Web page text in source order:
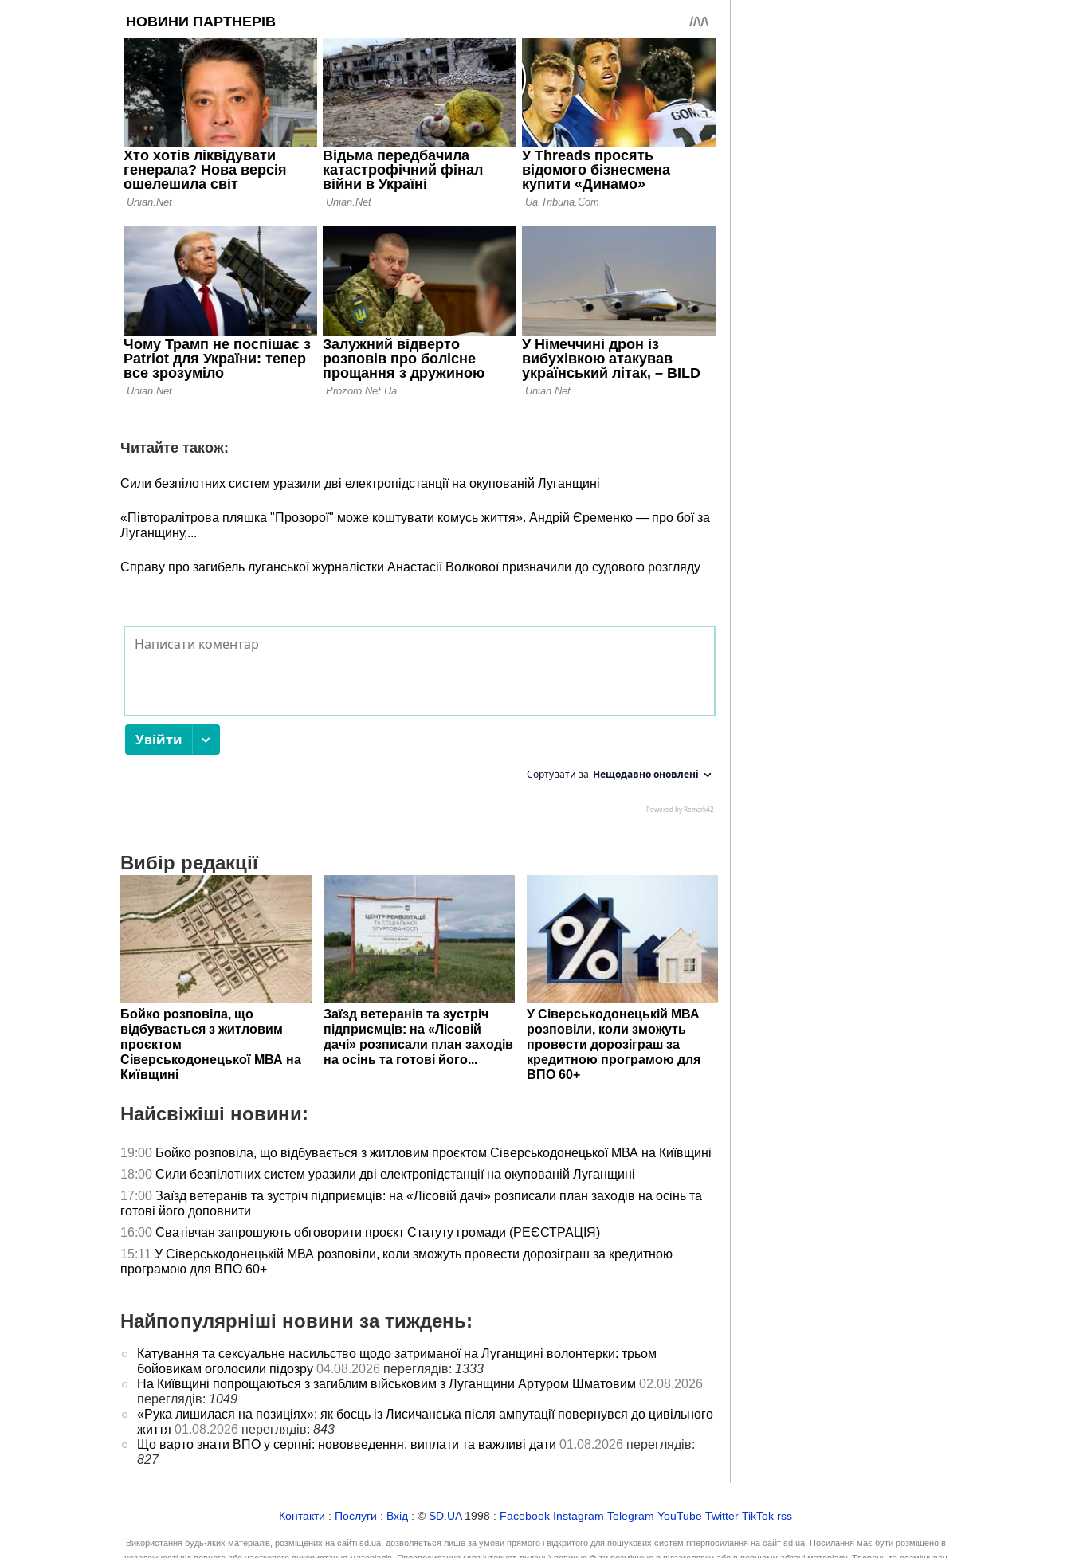
Читайте також:
Сили безпілотних систем уразили дві електропідстанції на окупованій Луганщині
«Півторалітрова пляшка "Прозорої" може коштувати комусь життя». Андрій Єременко — про бої за
Луганщину,...
Справу про загибель луганської журналістки Анастасії Волкової призначили до судового розгляду
Вибір редакції
Бойко розповіла, що
відбувається з житловим
проєктом
Сіверськодонецької МВА на
Київщині
Заїзд ветеранів та зустріч
підприємців: на «Лісовій
дачі» розписали план заходів
на осінь та готові його...
У Сіверськодонецькій МВА
розповіли, коли зможуть
провести дорозіграш за
кредитною програмою для
ВПО 60+
Найсвіжіші новини:
19:00 Бойко розповіла, що відбувається з житловим проєктом Сіверськодонецької МВА на Київщині
18:00 Сили безпілотних систем уразили дві електропідстанції на окупованій Луганщині
17:00 Заїзд ветеранів та зустріч підприємців: на «Лісовій дачі» розписали план заходів на осінь та
готові його доповнити
16:00 Сватівчан запрошують обговорити проєкт Статуту громади (РЕЄСТРАЦІЯ)
15:11 У Сіверськодонецькій МВА розповіли, коли зможуть провести дорозіграш за кредитною
програмою для ВПО 60+
Найпопулярніші новини за тиждень:
Катування та сексуальне насильство щодо затриманої на Луганщині волонтерки: трьом
бойовикам оголосили підозру 04.08.2026 переглядів: 1333
На Київщині попрощаються з загиблим військовим з Луганщини Артуром Шматовим 02.08.2026
переглядів: 1049
«Рука лишилася на позиціях»: як боєць із Лисичанська після ампутації повернувся до цивільного
життя 01.08.2026 переглядів: 843
Що варто знати ВПО у серпні: нововведення, виплати та важливі дати 01.08.2026 переглядів:
827
Контакти : Послуги : Вхід : © SD.UA1998 : Facebook Instagram Telegram YouTube Twitter TikTok rss
Використання будь-яких матеріалів, розміщених на сайті sd.ua, дозволяється лише за умови прямого і відкритого для пошукових систем гіперпосилання на сайт sd.ua. Посилання має бути розміщено в